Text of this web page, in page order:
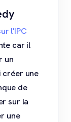
l'IPC
car il
un
créer une
de
sur la
une